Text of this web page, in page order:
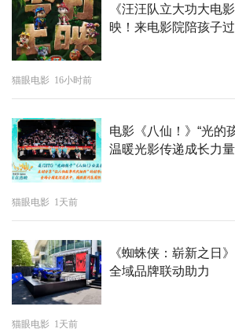
故事中误入地府后的人间少女初九，才
正是他在暗中世世代代守护两界，才让
不能让人间知道妖怪和地府的存在，也
聪明伶俐的初九本就是热心肠，在见识
后，也生出想跟钟馗学习法术，保护身
九在钟馗的悉心指导下飞速成长，布符
都行。当鬼马少女遇到严厉钟馗，当烟
府，他们会生出怎样的火花？又有什么
《汪汪队立大功大电
映！来电影院陪孩子
猫眼电影 16小时前
电影《八仙！》“光的
温暖光影传递成长力量
猫眼电影 1天前
《蜘蛛侠：崭新之日
全域品牌联动助力
猫眼电影 1天前